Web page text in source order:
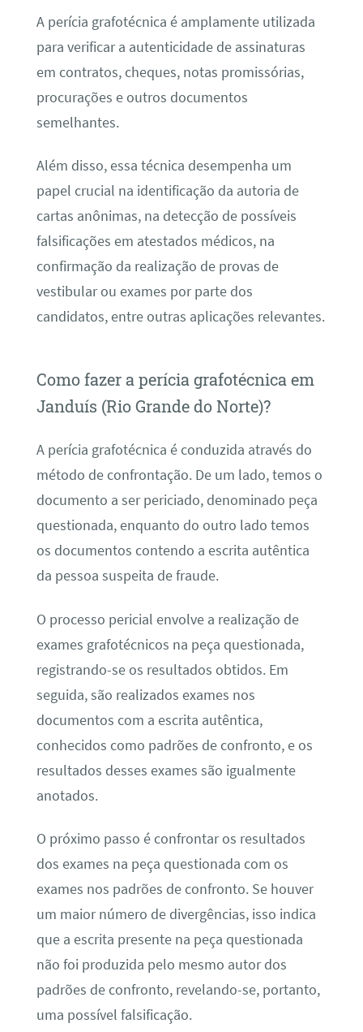
A perícia grafotécnica é amplamente utilizada
para verificar a autenticidade de assinaturas
em contratos, cheques, notas promissórias,
procurações e outros documentos
semelhantes.
Além disso, essa técnica desempenha um
papel crucial na identificação da autoria de
cartas anônimas, na detecção de possíveis
falsificações em atestados médicos, na
confirmação da realização de provas de
vestibular ou exames por parte dos
candidatos, entre outras aplicações relevantes.
Como fazer a perícia grafotécnica em
Janduís (Rio Grande do Norte)?
A perícia grafotécnica é conduzida através do
método de confrontação. De um lado, temos o
documento a ser periciado, denominado peça
questionada, enquanto do outro lado temos
os documentos contendo a escrita autêntica
da pessoa suspeita de fraude.
O processo pericial envolve a realização de
exames grafotécnicos na peça questionada,
registrando-se os resultados obtidos. Em
seguida, são realizados exames nos
documentos com a escrita autêntica,
conhecidos como padrões de confronto, e os
resultados desses exames são igualmente
anotados.
O próximo passo é confrontar os resultados
dos exames na peça questionada com os
exames nos padrões de confronto. Se houver
um maior número de divergências, isso indica
que a escrita presente na peça questionada
não foi produzida pelo mesmo autor dos
padrões de confronto, revelando-se, portanto,
uma possível falsificação.